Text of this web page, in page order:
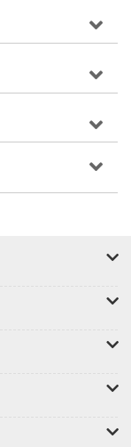
人間理解のセ
つく。
り大事な「マ